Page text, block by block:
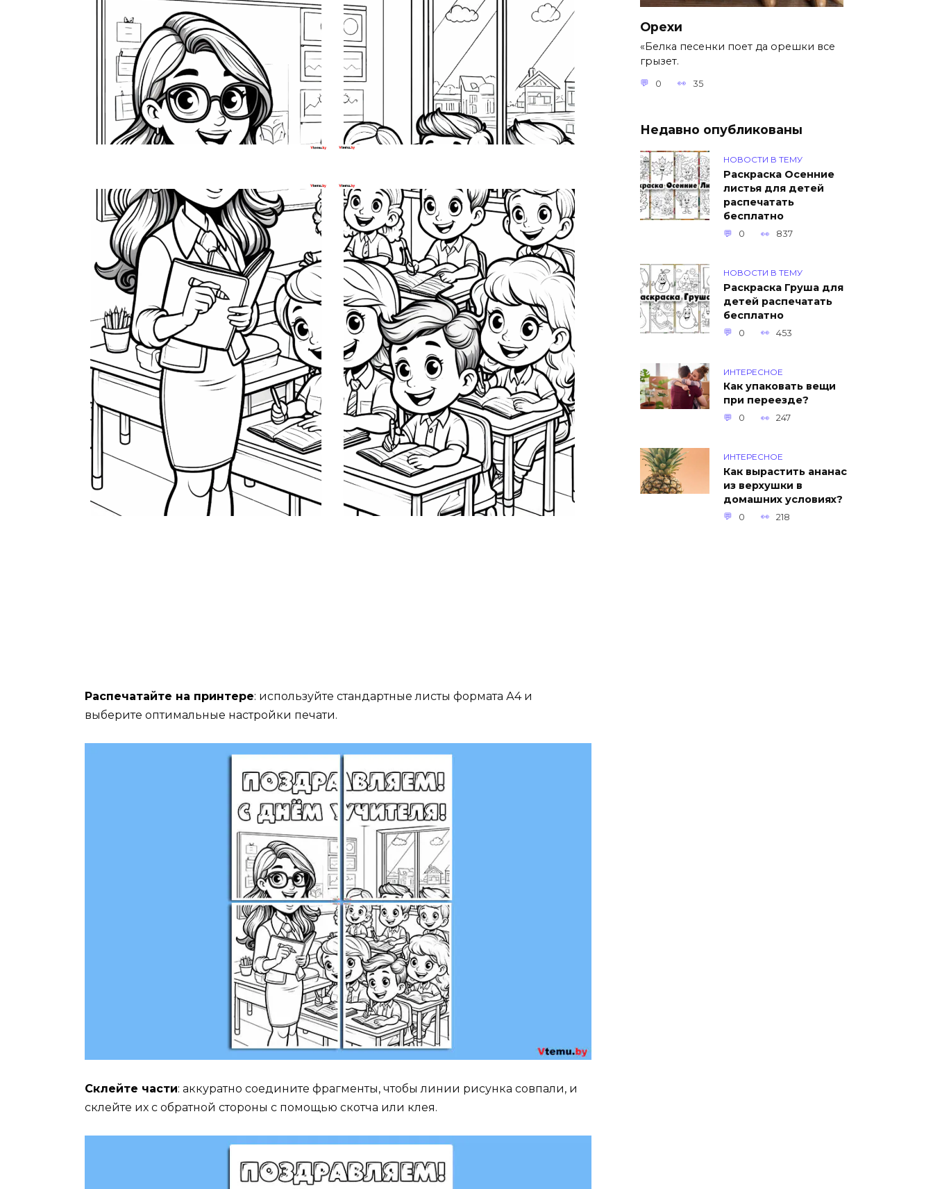
Распечатайте на принтере: используйте стандартные листы формата А4 и
выберите оптимальные настройки печати.
Склейте части: аккуратно соедините фрагменты, чтобы линии рисунка совпали, и
склейте их с обратной стороны с помощью скотча или клея.
Орехи
«Белка песенки поет да орешки все
грызет.
0 35
Недавно опубликованы
НОВОСТИ В ТЕМУ
Раскраска Осенние
листья для детей
распечатать
бесплатно
0 837
НОВОСТИ В ТЕМУ
Раскраска Груша для
детей распечатать
бесплатно
0 453
ИНТЕРЕСНОЕ
Как упаковать вещи
при переезде?
0 247
ИНТЕРЕСНОЕ
Как вырастить ананас
из верхушки в
домашних условиях?
0 218